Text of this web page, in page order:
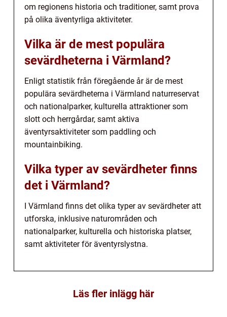
om regionens historia och traditioner, samt prova
på olika äventyrliga aktiviteter.
Vilka är de mest populära
sevärdheterna i Värmland?
Enligt statistik från föregående år är de mest
populära sevärdheterna i Värmland naturreservat
och nationalparker, kulturella attraktioner som
slott och herrgårdar, samt aktiva
äventyrsaktiviteter som paddling och
mountainbiking.
Vilka typer av sevärdheter finns
det i Värmland?
I Värmland finns det olika typer av sevärdheter att
utforska, inklusive naturområden och
nationalparker, kulturella och historiska platser,
samt aktiviteter för äventyrslystna.
Läs fler inlägg här